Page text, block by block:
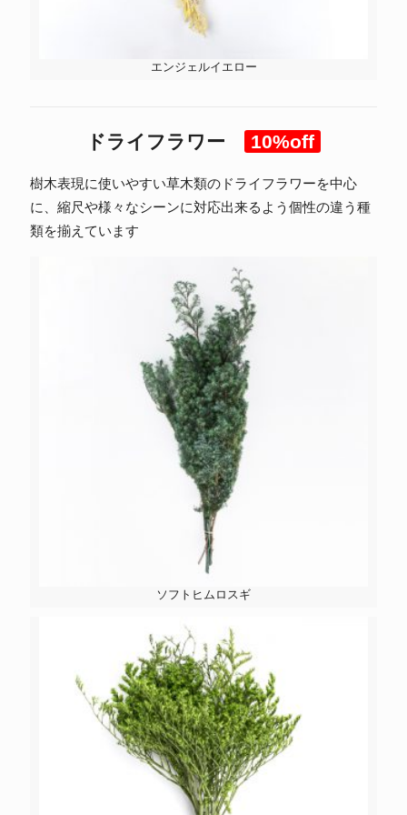
エンジェルイエロー
ドライフラワー 10%off
樹木表現に使いやすい草木類のドライフラワーを中心
に、縮尺や様々なシーンに対応出来るよう個性の違う種
類を揃えています
ソフトヒムロスギ